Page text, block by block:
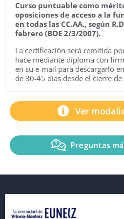
Curso puntuable como
oposiciones de acceso a la
en todas las CC.AA., según
febrero (BOE 2/3/2007).
La certificación será remitida
hace mediante diploma con
en su e-mail para descargarlo
de 30-45 días desde el cierre
Ver
Preguntas